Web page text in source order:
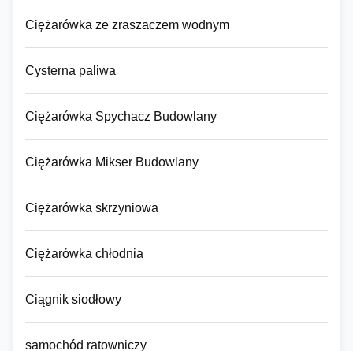
Ciężarówka ze zraszaczem wodnym
Cysterna paliwa
Ciężarówka Spychacz Budowlany
Ciężarówka Mikser Budowlany
Ciężarówka skrzyniowa
Ciężarówka chłodnia
Ciągnik siodłowy
samochód ratowniczy